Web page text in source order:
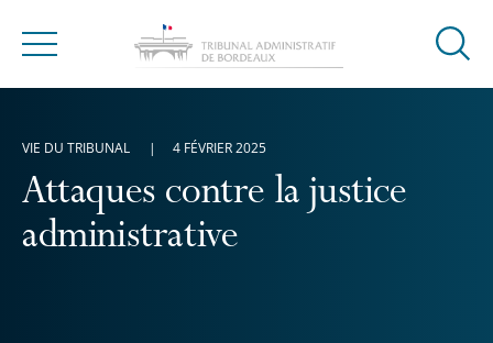
Menu
Ouvrir
Attaques contre la justice
administrative
VIE DU TRIBUNAL 4 FÉVRIER 2025